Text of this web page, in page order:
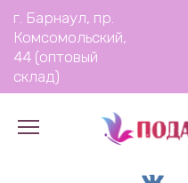
Перейти
содержанию
г. Барнаул, пр.
Комсомольский,
44 (оптовый
склад)